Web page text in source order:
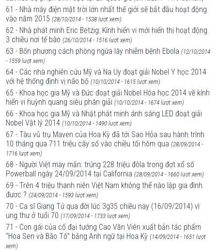
61 - Nhà máy điện mặt trời lớn nhất thế giới sẽ bắt đầu hoạt động
vào năm 2015 (28/10/2014 - 1538 lượt xem)
62 - Nhà phát minh Eric Betzig: Kính hiển vi mới hiển thị hoạt động
3 chiều nơi tế bào (26/10/2014 - 1516 lượt xem)
63 - Bốn phương cách phòng ngừa lây nhiễm bệnh Ebola (12/10/2014
- 1559 lượt xem)
64 - Các nhà nghiên cứu Mỹ và Na Uy đoạt giải Nobel Y học 2014
với hệ thống định vị não bộ (10/10/2014 - 1615 lượt xem)
65 - Khoa học gia Mỹ và Đức đoạt giải Nobel Hóa học 2014 về kính
hiển vi huỳnh quang siêu phân giải (10/10/2014 - 1674 lượt xem)
66 - Khoa học gia Mỹ và Nhật phát minh ánh sáng LED đoạt giải
Nobel Vật lý 2014 (10/10/2014 - 1490 lượt xem)
67 - Tàu vũ trụ Maven của Hoa Kỳ đã tới Sao Hỏa sau hành trình
10 tháng qua 711 triệu cây số vào chiều tối hôm qua (28/09/2014 -
1716 lượt xem)
68 - Người Việt may mắn: trúng 228 triệu đôla trong đợt xổ số
Powerball ngày 24/09/2014 tại California (28/09/2014 - 1660 lượt xem)
69 - Trên 4 triệu thanh niên Việt Nam không thể nào lập gia đình
đươc ? (24/09/2014 - 1593 lượt xem)
70 - Ca sĩ Giang Tử qua đời lúc 3g35 chiều nay (16/09/2014) vì
ung thư ở tuổi 70 (17/09/2014 - 1733 lượt xem)
71 - Con gái của cố đại tướng Cao Văn Viên xuất bản tác phẩm
“Hoa Sen và Bão Tố” bằng Anh ngữ tại Hoa Kỳ (14/09/2014 - 1651 lượt
xem)